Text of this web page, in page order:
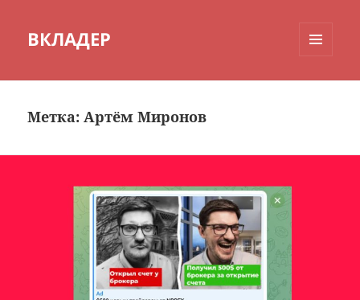
ВКЛАДЕР
Метка:Артём Миронов